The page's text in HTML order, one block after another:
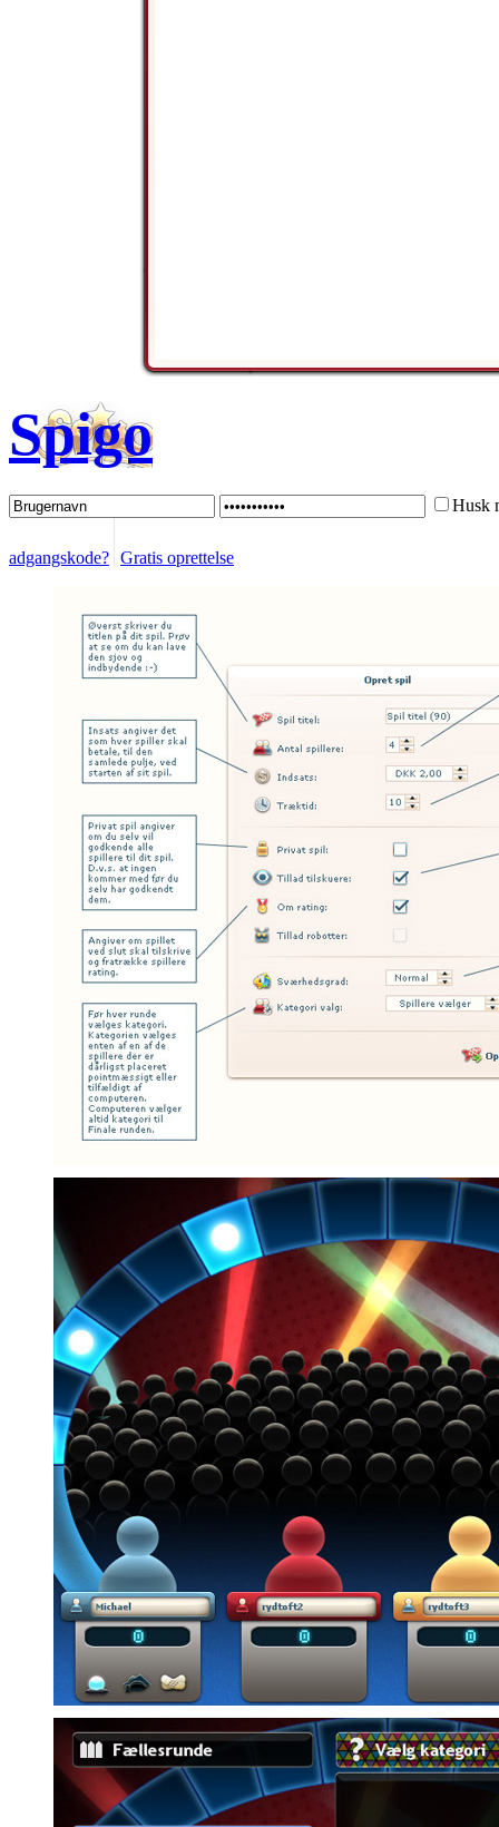
Spigo
Husk
adgangskode? Gratis oprettelse